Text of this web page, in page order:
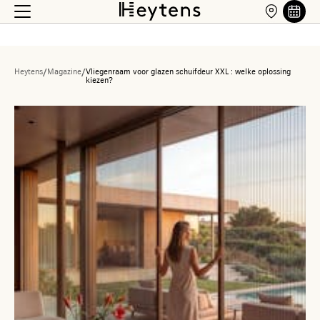
Heytens/Magazine/Vliegenraam voor glazen schuifdeur XXL : welke oplossing
kiezen?